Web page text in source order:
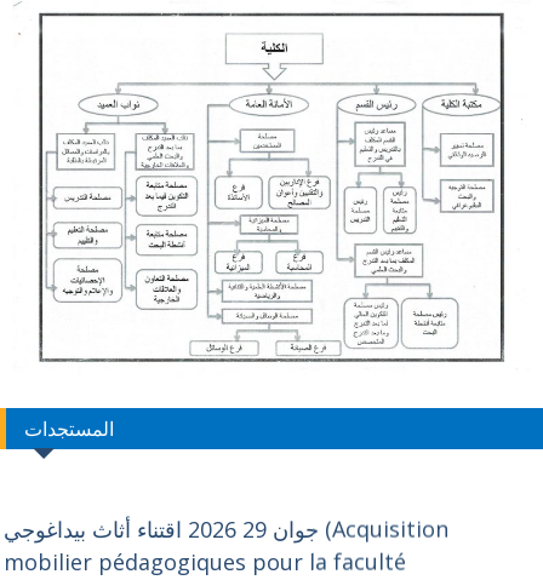
المستجدات
جوان 29 2026 اقتناء أثاث بيداغوجي (Acquisition
mobilier pédagogiques pour la faculté